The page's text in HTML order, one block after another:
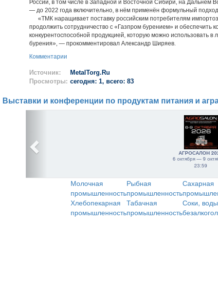
России, в том числе в Западной и Восточной Сибири, на Дальнем
— до 2022 года включительно, в нём применён формульный
«ТМК наращивает поставку российским потребителям
продолжить сотрудничество с «Газпром бурением» и обеспечить
конкурентоспособной продукцией, которую можно использовать
бурения», — прокомментировал Александр Ширяев.
Комментарии
Источник:
MetalTorg.Ru
Просмотры: сегодня: 1, всего: 83
Выставки и конференции по продуктам питания и
АГРОСАЛОН
6 октября — 9
23:59
Молочная
промышленность
Рыбная
промышленность
Сахарная
Хлебопекарная
промышленность
Табачная
промышленность
Соки,